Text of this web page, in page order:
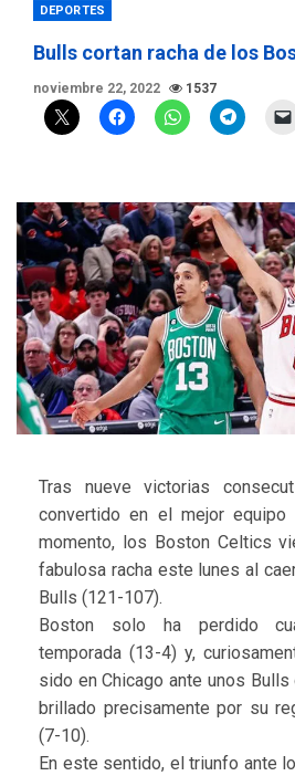
DEPORTES
Bulls cortan racha de los
noviembre 22, 2022 1537
Tras nueve victorias
convertido en el mejor
momento, los Boston Celtics
fabulosa racha este lunes al
Bulls (121-107).
Boston solo ha perdido
temporada (13-4) y,
sido en Chicago ante unos Bulls
brillado precisamente por su
(7-10).
En este sentido, el triunfo ante